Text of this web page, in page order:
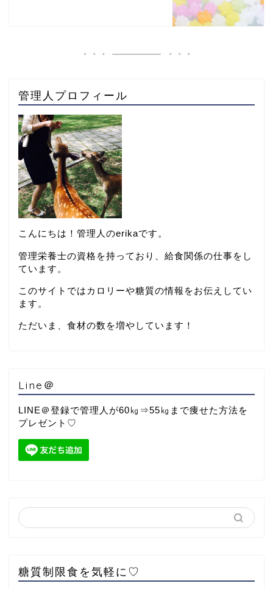
管理人プロフィール
こんにちは！管理人のerikaです。
管理栄養士の資格を持っており、給食関係の仕事をし
ています。
このサイトではカロリーや糖質の情報をお伝えしてい
ます。
ただいま、食材の数を増やしています！
Line＠
LINE＠登録で管理人が60㎏⇒55㎏まで痩せた方法を
プレゼント♡
糖質制限食を気軽に♡